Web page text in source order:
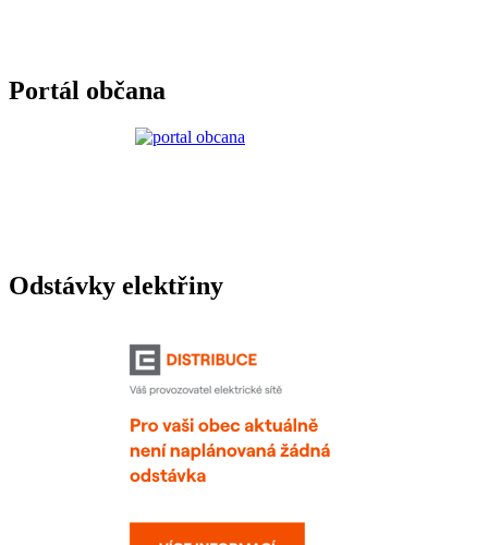
Portál občana
Odstávky elektřiny